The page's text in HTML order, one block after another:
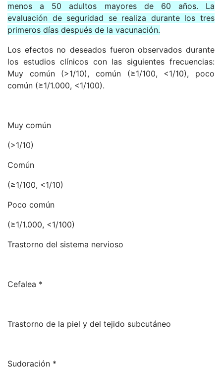
menos a 50 adultos mayores de 60 años. La
evaluación de seguridad se realiza durante los tres
primeros días después de la vacunación.
Los efectos no deseados fueron observados durante
los estudios clínicos con las siguientes frecuencias:
Muy común (>1/10), común (≥1/100, <1/10), poco
común (≥1/1.000, <1/100).
Muy común
(>1/10)
Común
(≥1/100, <1/10)
Poco común
(≥1/1.000, <1/100)
Trastorno del sistema nervioso
Cefalea *
Trastorno de la piel y del tejido subcutáneo
Sudoración *